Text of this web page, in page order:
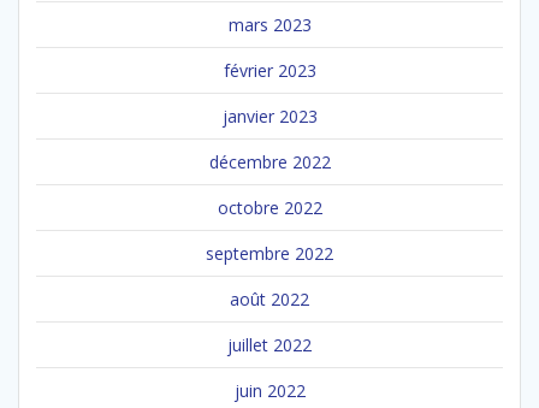
mars 2023
février 2023
janvier 2023
décembre 2022
octobre 2022
septembre 2022
août 2022
juillet 2022
juin 2022